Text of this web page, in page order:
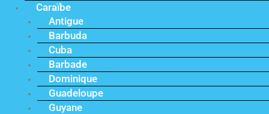
Caraïbe
Antigue
Barbuda
Cuba
Barbade
Dominique
Guadeloupe
Guyane